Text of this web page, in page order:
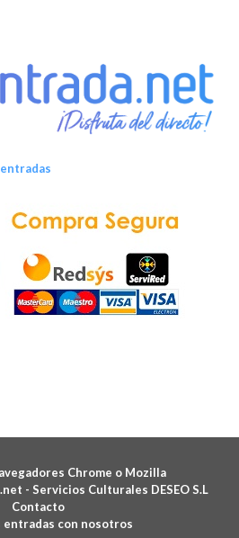
Chrome o Mozilla
- Servicios Culturales DESEO S.L
Contacto
entradas con nosotros